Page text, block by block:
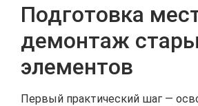
Подготовка
демонтаж
элементов
Первый практический шаг —